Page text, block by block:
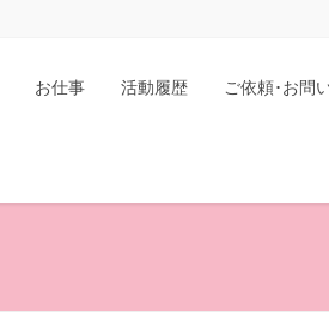
お仕事 活動履歴 ご依頼･お問